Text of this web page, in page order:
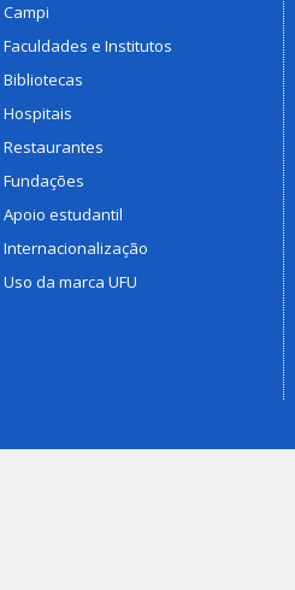
Campi
Faculdades e Institutos
Bibliotecas
Hospitais
Restaurantes
Fundações
Apoio estudantil
Internacionalização
Uso da marca UFU